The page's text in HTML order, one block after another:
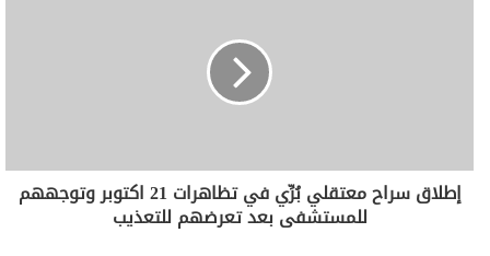
إطلاق سراح معتقلي بُرِّي في تظاهرات 21 اكتوبر وتوجههم
للمستشفى بعد تعرضهم للتعذيب